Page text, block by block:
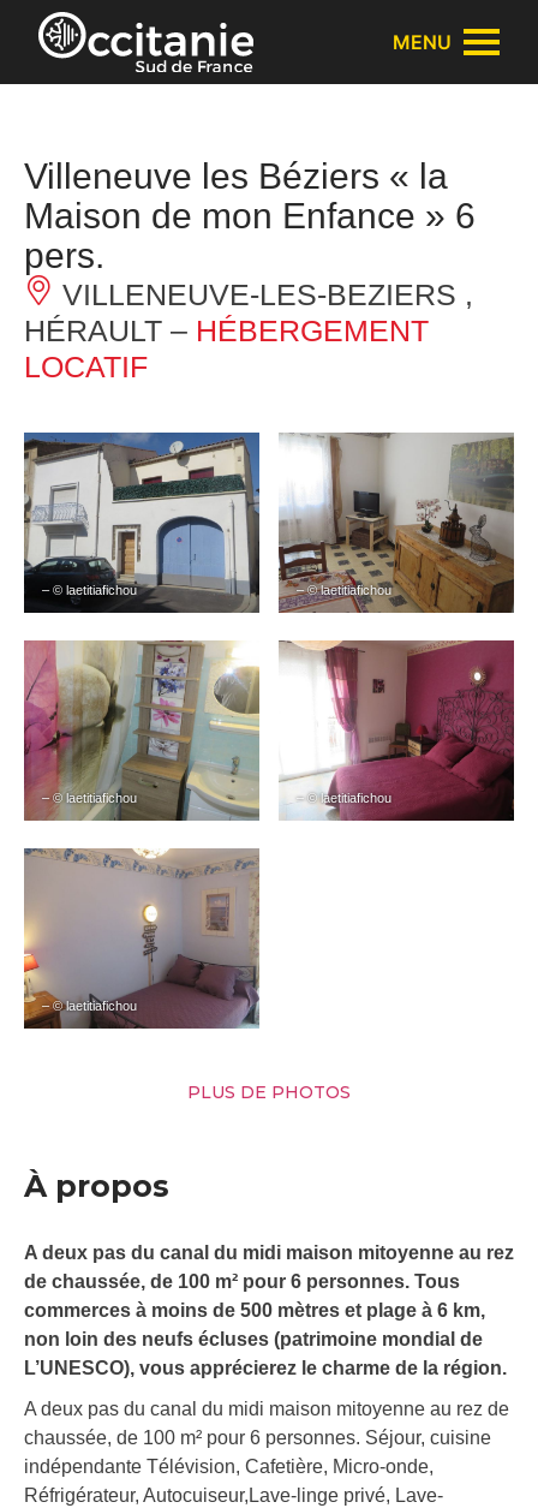
Panneau de gestion des cookies
MENU
Villeneuve les Béziers « la
Maison de mon Enfance » 6
pers.
VILLENEUVE-LES-BEZIERS ,
HÉRAULT – HÉBERGEMENT
LOCATIF
– © laetitiafichou – © laetitiafichou
– © laetitiafichou – © laetitiafichou
– © laetitiafichou
PLUS DE PHOTOS
À propos
A deux pas du canal du midi maison mitoyenne au rez
de chaussée, de 100 m² pour 6 personnes. Tous
commerces à moins de 500 mètres et plage à 6 km,
non loin des neufs écluses (patrimoine mondial de
L’UNESCO), vous apprécierez le charme de la région.
A deux pas du canal du midi maison mitoyenne au rez de
chaussée, de 100 m² pour 6 personnes. Séjour, cuisine
indépendante Télévision, Cafetière, Micro-onde,
Réfrigérateur, Autocuiseur,Lave-linge privé, Lave-